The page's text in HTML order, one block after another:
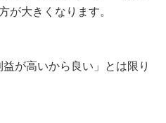
が大きくなります。
が高いから良い」とは限り